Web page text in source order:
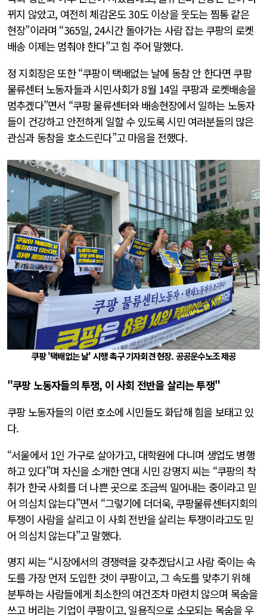
뀌지 않았고, 여전히 체감온도 30도 이상을 웃도는 찜통 같은
현장”이라며 “365일, 24시간 돌아가는 사람 잡는 쿠팡의 로켓
배송 이제는 멈춰야 한다”고 힘 주어 말했다.
정 지회장은 또한 “쿠팡이 택배없는 날에 동참 안 한다면 쿠팡
물류센터 노동자들과 시민사회가 8월 14일 쿠팡과 로켓배송을
멈추겠다”면서 “쿠팡 물류센터와 배송현장에서 일하는 노동자
들이 건강하고 안전하게 일할 수 있도록 시민 여러분들의 많은
관심과 동참을 호소드린다”고 마음을 전했다.
쿠팡 '택배없는 날' 시행 촉구 기자회견 현장. 공공운수노조 제공
"쿠팡 노동자들의 투쟁, 이 사회 전반을 살리는 투쟁"
쿠팡 노동자들의 이런 호소에 시민들도 화답해 힘을 보태고 있
다.
“서울에서 1인 가구로 살아가고, 대학원에 다니며 생업도 병행
하고 있다”며 자신을 소개한 연대 시민 강명지 씨는 “쿠팡의 착
취가 한국 사회를 더 나쁜 곳으로 조금씩 밀어내는 중이라고 믿
어 의심치 않는다”면서 “그렇기에 더더욱, 쿠팡물류센터지회의
투쟁이 사람을 살리고 이 사회 전반을 살리는 투쟁이라고도 믿
어 의심치 않는다”고 말했다.
명지 씨는 “시장에서의 경쟁력을 갖추겠답시고 사람 죽이는 속
도를 가장 먼저 도입한 것이 쿠팡이고, 그 속도를 맞추기 위해
분투하는 사람들에게 최소한의 여건조차 마련치 않으며 목숨을
쓰고 버리는 기업이 쿠팡이고, 일용직으로 소모되는 목숨을 우